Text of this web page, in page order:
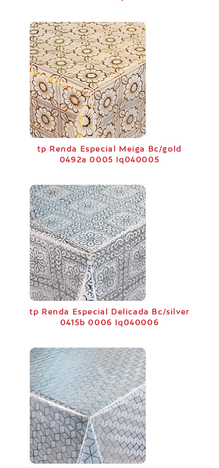
tp Renda Especial Meiga Bc/gold
0492a 0005 Iq040005
tp Renda Especial Delicada Bc/silver
0415b 0006 Iq040006